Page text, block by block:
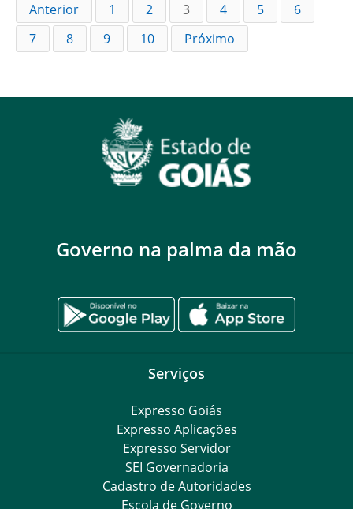
Anterior 1 2 3 4 5
6
7
8 9 10 Próximo
Governo na palma da mão
Serviços
Expresso Goiás
Expresso Aplicações
Expresso Servidor
SEI Governadoria
Cadastro de Autoridades
Escola de Governo